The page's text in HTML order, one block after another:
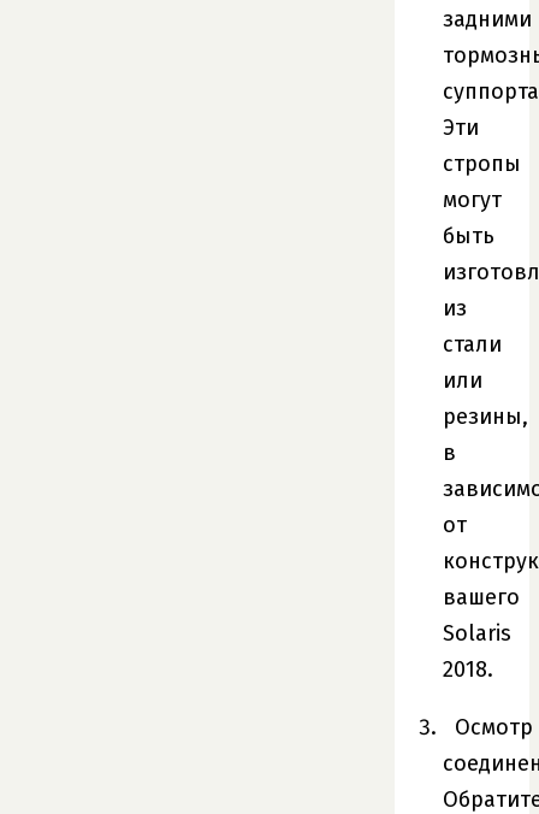
задними
Эти
стропы
могут
быть
из
стали
или
резины,
в
от
вашего
Solaris
2018.
Осмотр